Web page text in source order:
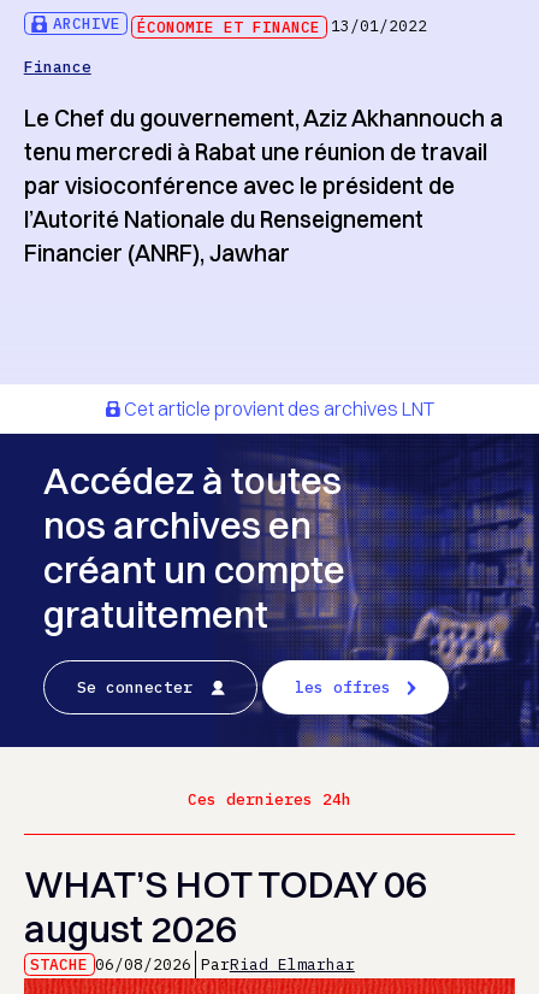
ARCHIVE ÉCONOMIE ET FINANCE
13/01/2022
Finance
Le Chef du gouvernement, Aziz Akhannouch a
tenu mercredi à Rabat une réunion de travail
par visioconférence avec le président de
l’Autorité Nationale du Renseignement
Financier (ANRF), Jawhar
Cet article provient des archives LNT
Accédez à toutes
nos archives en
créant un compte
gratuitement
Se connecter les offres
Ces dernieres 24h
WHAT’S HOT TODAY 06
august 2026
STACHE 06/08/2026 ParRiad Elmarhar